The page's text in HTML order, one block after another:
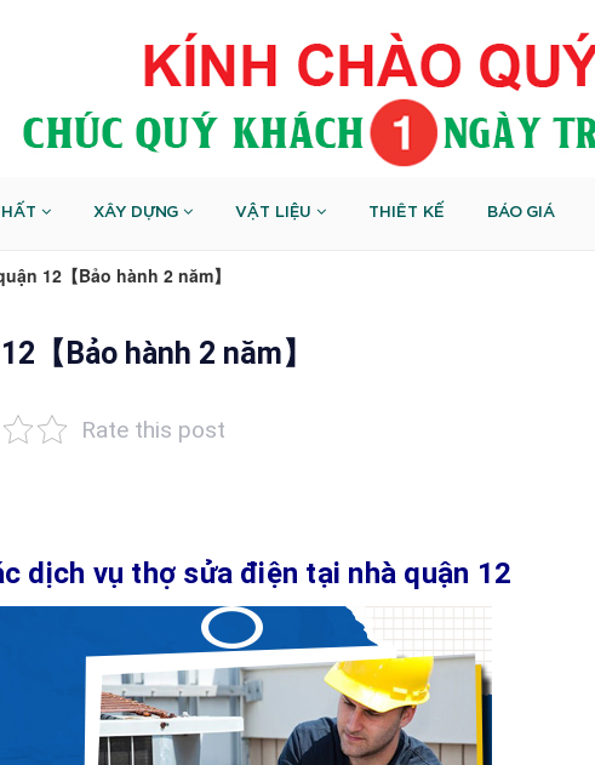
XÂY DỰNG VẬT LIỆU THIÊT KẾ BÁO GIÁ
12【Bảo hành 2 năm】
【Bảo hành 2 năm】
Rate this post
dịch vụ thợ sửa điện tại nhà quận 12